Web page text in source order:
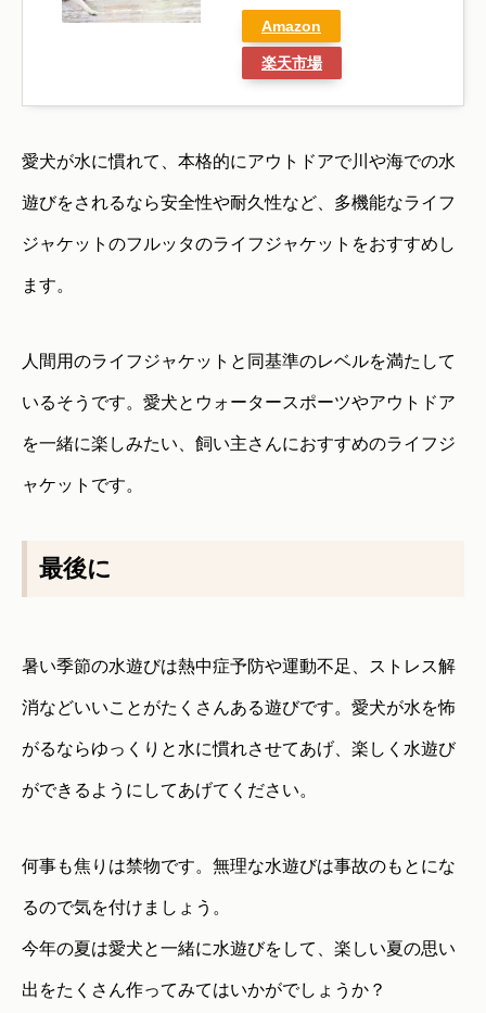
Amazon
楽天市場
愛犬が水に慣れて、本格的にアウトドアで川や海での水
遊びをされるなら安全性や耐久性など、多機能なライフ
ジャケットのフルッタのライフジャケットをおすすめし
ます。
人間用のライフジャケットと同基準のレベルを満たして
いるそうです。愛犬とウォータースポーツやアウトドア
を一緒に楽しみたい、飼い主さんにおすすめのライフジ
ャケットです。
最後に
暑い季節の水遊びは熱中症予防や運動不足、ストレス解
消などいいことがたくさんある遊びです。愛犬が水を怖
がるならゆっくりと水に慣れさせてあげ、楽しく水遊び
ができるようにしてあげてください。
何事も焦りは禁物です。無理な水遊びは事故のもとにな
るので気を付けましょう。
今年の夏は愛犬と一緒に水遊びをして、楽しい夏の思い
出をたくさん作ってみてはいかがでしょうか？